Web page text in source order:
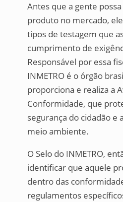
Antes que a gente
produto no mercado,
tipos de testagem que
cumprimento de
Responsável por essa
INMETRO é o órgão
proporciona e realiza a
Conformidade, que
segurança do cidadão e
meio ambiente.
O Selo do INMETRO,
identificar que aquele
dentro das
regulamentos